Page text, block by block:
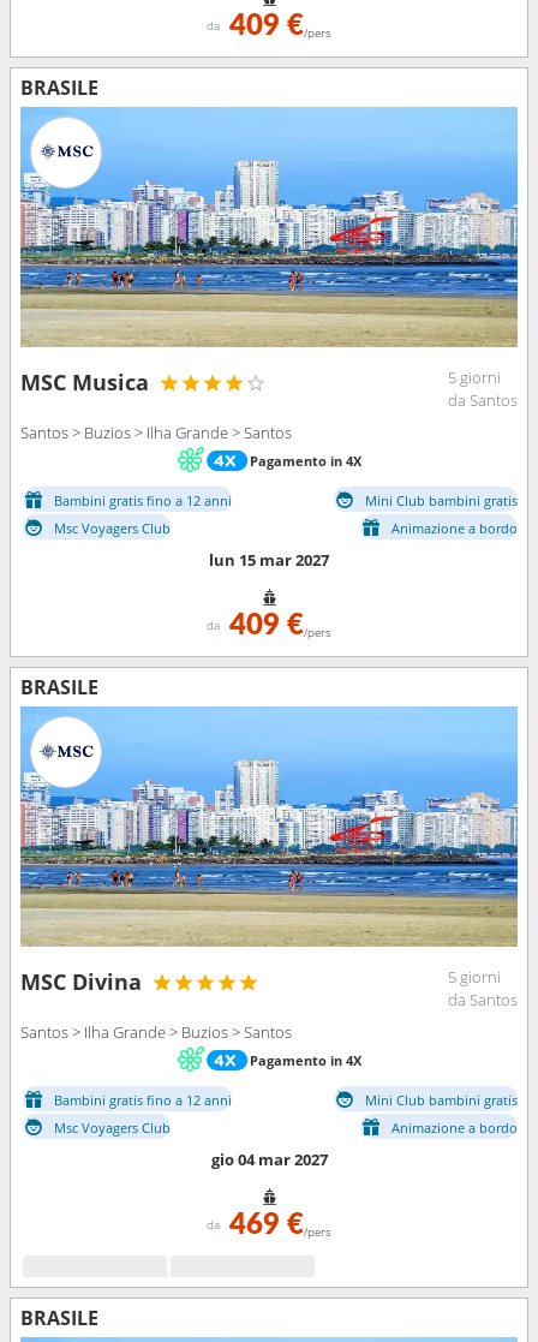
da 409 €/pers
BRASILE
MSC Musica
5 giorni
da Santos
Santos > Buzios > Ilha Grande > Santos
Pagamento in 4X
Bambini gratis fino a 12 anni
Mini Club bambini gratis
Msc Voyagers Club
Animazione a bordo
lun 15 mar 2027
da 409 €/pers
BRASILE
MSC Divina
5 giorni
da Santos
Santos > Ilha Grande > Buzios > Santos
Pagamento in 4X
Bambini gratis fino a 12 anni
Mini Club bambini gratis
Msc Voyagers Club
Animazione a bordo
gio 04 mar 2027
da 469 €/pers
BRASILE